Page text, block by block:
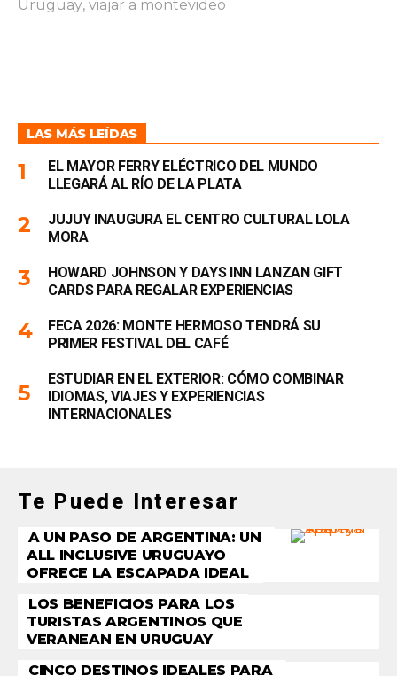
Uruguay, viajar a montevideo
LAS MÁS LEÍDAS
EL MAYOR FERRY ELÉCTRICO DEL MUNDO
LLEGARÁ AL RÍO DE LA PLATA
JUJUY INAUGURA EL CENTRO CULTURAL LOLA
MORA
HOWARD JOHNSON Y DAYS INN LANZAN GIFT
CARDS PARA REGALAR EXPERIENCIAS
FECA 2026: MONTE HERMOSO TENDRÁ SU
PRIMER FESTIVAL DEL CAFÉ
ESTUDIAR EN EL EXTERIOR: CÓMO COMBINAR
IDIOMAS, VIAJES Y EXPERIENCIAS
INTERNACIONALES
Te Puede Interesar
A UN PASO DE ARGENTINA: UN
ALL INCLUSIVE URUGUAYO
OFRECE LA ESCAPADA IDEAL
LOS BENEFICIOS PARA LOS
TURISTAS ARGENTINOS QUE
VERANEAN EN URUGUAY
CINCO DESTINOS IDEALES PARA